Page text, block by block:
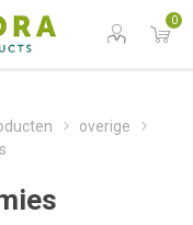
0
overige